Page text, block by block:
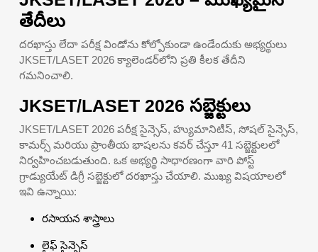
తేదీలు
దరఖాస్తు లేదా పరీక్ష విండోను కోల్పోకుండా ఉండేందుకు అభ్యర్థులు
JKSET/LASET 2026 క్యాలెండర్‌లోని ప్రతి కీలక తేదీని
గమనించాలి.
JKSET/LASET 2026 సబ్జెక్టులు
JKSET/LASET 2026 పరీక్ష సైన్సెస్, హ్యుమానిటీస్, సోషల్ సైన్సెస్,
కామర్స్ మరియు ప్రాంతీయ భాషలను కవర్ చేస్తూ 41 సబ్జెక్టులలో
నిర్వహించబడుతుంది. ఒక అభ్యర్థి సాధారణంగా వారి పోస్ట్
గ్రాడ్యుయేట్ డిగ్రీ సబ్జెక్టులో దరఖాస్తు చేయాలి. ముఖ్య విషయాలలో
ఇవి ఉన్నాయి:
రసాయన శాస్త్రాలు
లైఫ్ సైన్సెస్